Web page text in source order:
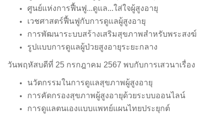
ศูนย์แห่งการฟื้นฟู...ดูแล...ใส่ใจผู้สูงอายุ
เวชศาสตร์ฟื้นฟูกับการดูแลผู้สูงอายุ
การพัฒนาระบบสร้างเสริมสุขภาพสำหรับพระสงฆ์
รูปแบบการดูแลผู้ป่วยสูงอายุระยะกลาง
วันพฤหัสบดีที่ 25 กรกฎาคม 2567 พบกับการเสวนาเรื่อง
นวัตกรรมในการดูแลสุขภาพผู้สูงอายุ
การคัดกรองสุขภาพผู้สูงอายุด้วยระบบออนไลน์
การดูแลตนเองแบบแพทย์แผนไทยประยุกต์